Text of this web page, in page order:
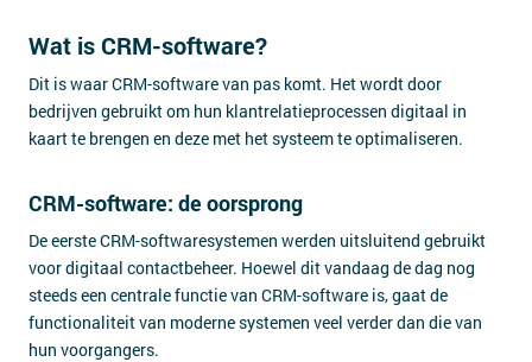
Wat is CRM-software?
Dit is waar CRM-software van pas komt. Het wordt door
bedrijven gebruikt om hun klantrelatieprocessen digitaal in
kaart te brengen en deze met het systeem te optimaliseren.
CRM-software: de oorsprong
De eerste CRM-softwaresystemen werden uitsluitend gebruikt
voor digitaal contactbeheer. Hoewel dit vandaag de dag nog
steeds een centrale functie van CRM-software is, gaat de
functionaliteit van moderne systemen veel verder dan die van
hun voorgangers.